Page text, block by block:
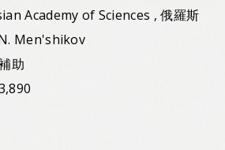
Academy of Sciences , 俄羅斯
Men'shikov
助